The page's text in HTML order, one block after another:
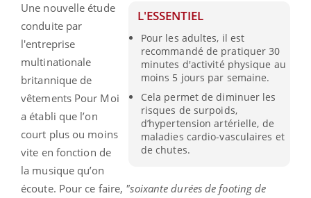
L'ESSENTIEL
Pour les adultes, il est
recommandé de pratiquer 30
minutes d'activité physique au
moins 5 jours par semaine.
Cela permet de diminuer les
risques de surpoids,
d’hypertension artérielle, de
maladies cardio-vasculaires et
de chutes.
Une nouvelle étude
conduite par
l'entreprise
multinationale
britannique de
vêtements Pour Moi
a établi que l’on
court plus ou moins
vite en fonction de
la musique qu’on
écoute. Pour ce faire, "soixante durées de footing de